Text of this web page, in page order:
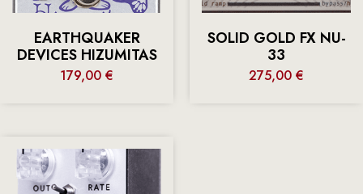
EARTHQUAKER
DEVICES HIZUMITAS
179,00 €
SOLID GOLD FX NU-
33
275,00 €